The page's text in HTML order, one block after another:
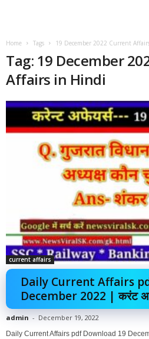
Home Tags 19 December 2022 Current
Tag: 19 December
Affairs in Hindi
current affairs
Daily Current Affairs
December 2022 | करंट
admin - December 19, 2022
Daily Current Affairs pdf Download 19